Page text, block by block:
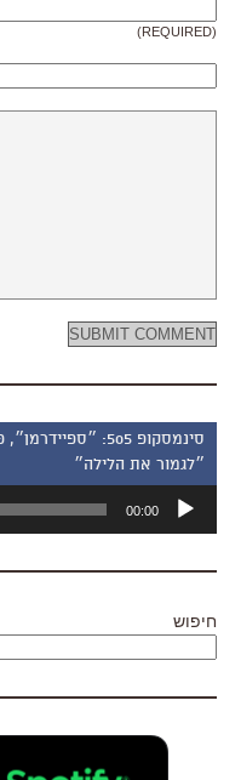
(REQUIRED)
סינמסקופ 505:
״לגמור את הלילה״
אודיו
00:00
חיפוש